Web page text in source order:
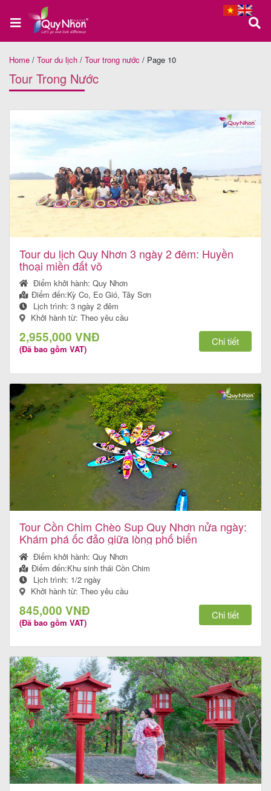
Trang
chủ
Tour
Nhơn
Phú
Yên
Tour
trong
nước
Combo
Quy
Nhơn
hành
Tin
du
lịch
Về
Quy
Nhơn
Tourist
Cảm
Home / Tour du lịch / Tour trong nước / Page 10
Tour Trong Nước
Tour du lịch Quy Nhơn 3 ngày 2 đêm: Huyền
thoại miền đất võ
Điểm khởi hành:Quy Nhơn
Điểm đến:Kỳ Co, Eo Gió, Tây Sơn
Lịch trình:3 ngày 2 đêm
Khởi hành từ: Theo yêu cầu
2,955,000 VNĐ
(Đã bao gồm VAT)
Chi tiết
Tour Cồn Chim Chèo Sup Quy Nhơn nửa ngày:
Khám phá ốc đảo giữa lòng phố biển
Điểm khởi hành:Quy Nhơn
Điểm đến:Khu sinh thái Cồn Chim
Lịch trình: 1/2 ngày
Khởi hành từ: Theo yêu cầu
845,000 VNĐ
(Đã bao gồm VAT)
Chi tiết